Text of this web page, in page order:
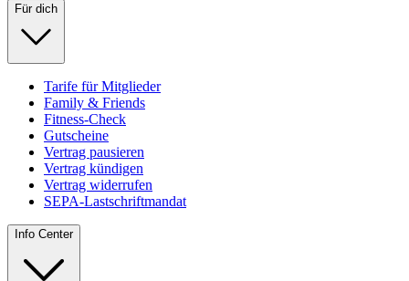
Für dich
Tarife für Mitglieder
Family & Friends
Fitness-Check
Gutscheine
Vertrag pausieren
Vertrag kündigen
Vertrag widerrufen
SEPA-Lastschriftmandat
Info Center